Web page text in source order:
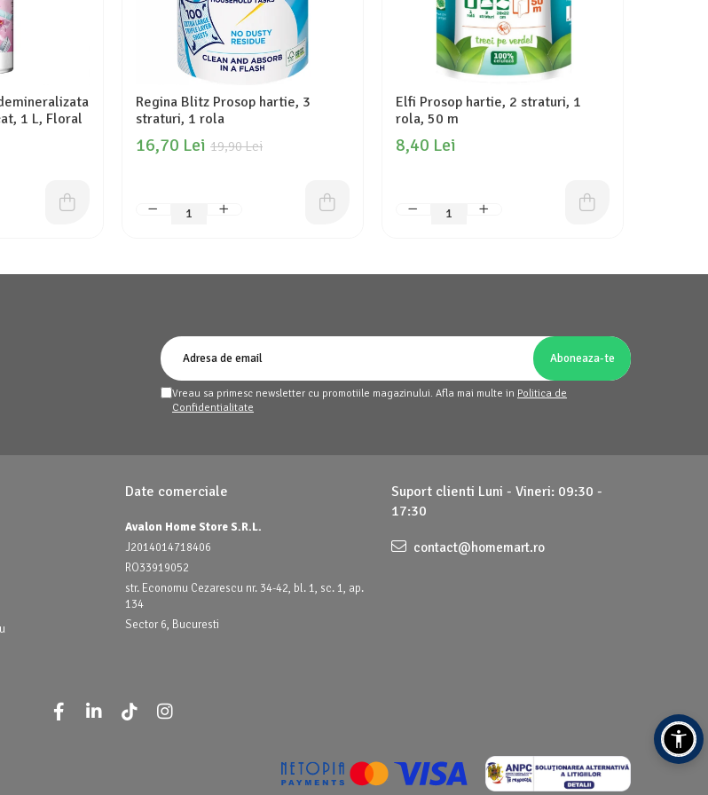
1 L, Floral
Regina Blitz Prosop hartie, 3
straturi, 1 rola
19,90 Lei
16,70 Lei
Elfi Prosop hartie, 2 straturi, 1
rola, 50 m
8,40 Lei
Vreau sa primesc newsletter cu promotiile magazinului. Afla mai multe in Politica de
Confidentialitate
Date comerciale
Avalon Home Store S.R.L.
J2014014718406
RO33919052
str. Economu Cezarescu nr. 34-42, bl. 1, sc. 1, ap.
134
Sector 6, Bucuresti
Suport clienti Luni - Vineri: 09:30 -
17:30
contact@homemart.ro